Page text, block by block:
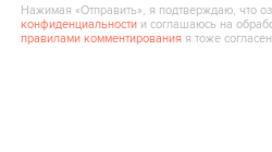
Нажимая «Отправить», я подтверждаю, что
конфиденциальности и соглашаюсь на
правилами комментирования я тоже